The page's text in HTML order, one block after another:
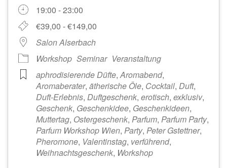
19:00 - 23:00
€39,00 - €149,00
Salon Alserbach
Workshop Seminar Veranstaltung
aphrodisierende Düfte,Aromabend,
Aromaberater, ätherische Öle, Cocktail, Duft,
Duft-Erlebnis, Duftgeschenk, erotisch, exklusiv,
Geschenk, Geschenkidee, Geschenkideen,
Muttertag, Ostergeschenk, Parfum, Parfum Party,
Parfum Workshop Wien, Party, Peter Gstettner,
Pheromone, Valentinstag, verführend,
Weihnachtsgeschenk, Workshop